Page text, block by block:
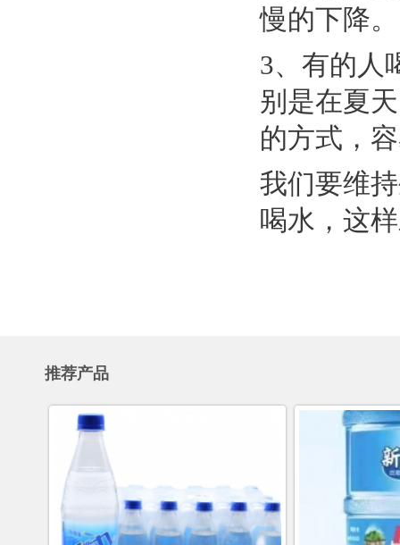
慢的下降。
3、有的人
别是在夏
的方式，
我们要维
喝水，这
推荐产品